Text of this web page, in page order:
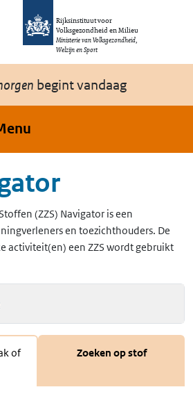
gaan
Rijksinstituut voor
Volksgezondheid en Milieu
Ministerie van Volksgezondheid,
Welzijn en Sport
begint vandaag
(ZZS) Navigator is een
en toezichthouders. De
activiteit(en) een ZZS wordt gebruikt
of
Zoeken op stof